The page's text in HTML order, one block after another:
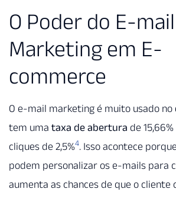
O Poder do E-mail
Marketing em E-
commerce
O e-mail marketing é muito usado no
tem uma taxa de abertura de
cliques de 2,5%4. Isso acontece
podem personalizar os e-mails para
aumenta as chances de que o cliente